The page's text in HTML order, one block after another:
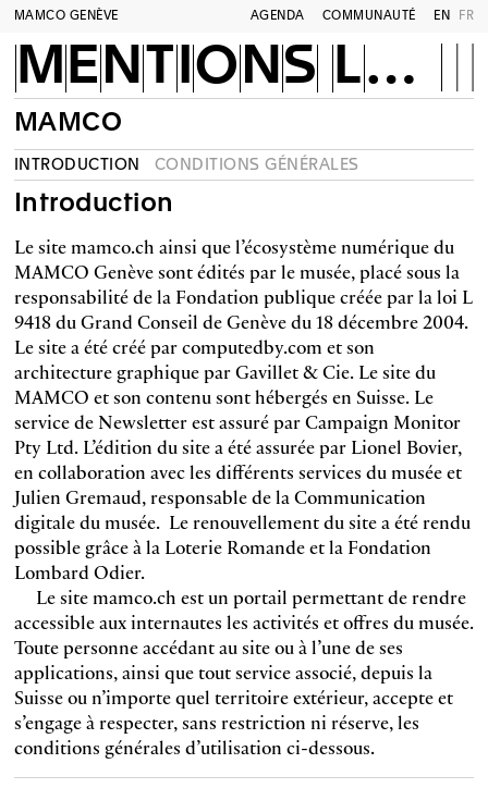
MAMCO GENÈVE AGENDA COMMUNAUTÉ EN FR
MENTIONS LÉGALES
MAMCO
INTRODUCTION CONDITIONS GÉNÉRALES
Introduction
Le site mamco.ch ainsi que l’écosystème numérique du
MAMCO Genève sont édités par le musée, placé sous la
responsabilité de la Fondation publique créée par la loi L
9418 du Grand Conseil de Genève du 18 décembre 2004.
Le site a été créé par computedby.com et son
architecture graphique par Gavillet & Cie. Le site du
MAMCO et son contenu sont hébergés en Suisse. Le
service de Newsletter est assuré par Campaign Monitor
Pty Ltd. L’édition du site a été assurée par Lionel Bovier,
en collaboration avec les différents services du musée et
Julien Gremaud, responsable de la Communication
digitale du musée. Le renouvellement du site a été rendu
possible grâce à la Loterie Romande et la Fondation
Lombard Odier.
Le site mamco.ch est un portail permettant de rendre
accessible aux internautes les activités et offres du musée.
Toute personne accédant au site ou à l’une de ses
applications, ainsi que tout service associé, depuis la
Suisse ou n’importe quel territoire extérieur, accepte et
s’engage à respecter, sans restriction ni réserve, les
conditions générales d’utilisation ci-dessous.